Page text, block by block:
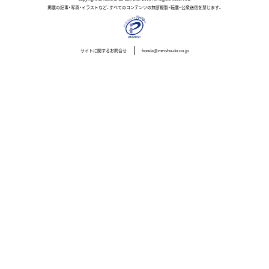
掲載の記事・写真・イラストなど、すべてのコンテンツの無断複製・転載・公衆送信を禁じます。
サイトに関するお問合せ honda@meisho-do.co.jp